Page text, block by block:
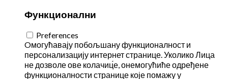
Функционални
Preferences
Oмогућавају побољшану функционалност и
персонализацију интернет странице. Уколико Лица
не дозволе ове колачиц́е, онемогућиће одређене
функционалности странице које помажу у